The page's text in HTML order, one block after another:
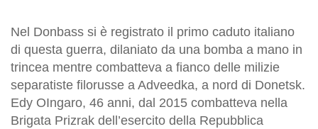
Nel Donbass si è registrato il primo caduto italiano
di questa guerra, dilaniato da una bomba a mano in
trincea mentre combatteva a fianco delle milizie
separatiste filorusse a Adveedka, a nord di Donetsk.
Edy OIngaro, 46 anni, dal 2015 combatteva nella
Brigata Prizrak dell’esercito della Repubblica